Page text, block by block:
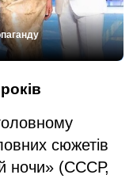
сюжетів
ночи» (СССР,